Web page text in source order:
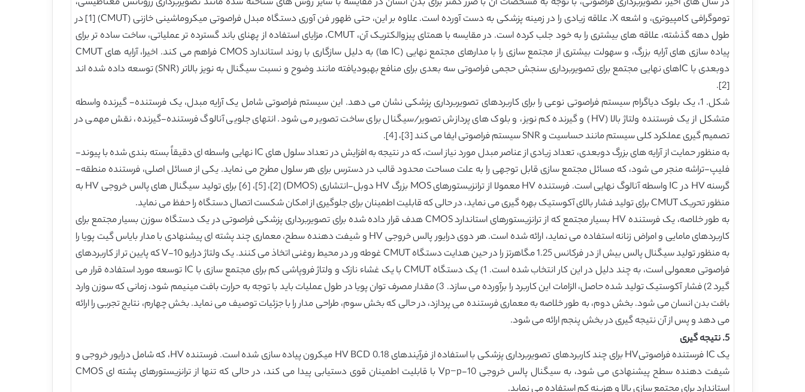
توموگرافی کامپیوتری، و اشعه X، علاقه زیادی را در زمینه پزشکی به دست آورده است. علاوه بر این، حتی ظهور فن آوری دستگاه مبدل فراصوتی میکروماشینی خازنی (CMUT) [1] در
طول دهه گذشته، علاقه های بیشتری را به خود جلب کرده است. در مقایسه با همتای پیزوالکتریک آن، CMUT، مزایای استفاده از پهنای باند گسترده تر عملیاتی، ساخت ساده تر برای
پیاده سازی های آرایه بزرگ، و سهولت بیشتری از مجتمع سازی را با مدارهای مجتمع نهایی (IC ها) به دلیل سازگاری با روند استاندارد CMOS فراهم می کند. اخیرا، آرایه های CMUT
دوبعدی با ICهای نهایی مجتمع برای تصویربرداری سنجش حجمی فراصوتی سه بعدی برای منافع بهبودیافته مانند وضوح و نسبت سیگنال به نویز بالاتر (SNR) توسعه داده شده اند
[2].
شکل. 1، یک بلوک دیاگرام سیستم فراصوتی نوعی را برای کاربردهای تصویربرداری پزشکی نشان می دهد. این سیستم فراصوتی شامل یک آرایه مبدل، یک فرستنده- گیرنده واسطه
متشکل از یک فرستنده ولتاژ بالا (HV) و گیرنده کم نویز، و بلوک های پردازش تصویر/سیگنال برای ساخت تصویر می شود. انتهای جلویی آنالوگ فرستنده-گیرنده، نقش مهمی در
تصمیم گیری عملکرد کلی سیستم مانند حساسیت و SNR سیستم فراصوتی ایفا می کند [3]، [4].
به منظور حمایت از آرایه های بزرگ دوبعدی، تعداد زیادی از عناصر مبدل مورد نیاز است، که در نتیجه به افزایش در تعداد سلول های IC نهایی واسطه ای دقیقاً بسته بندی شده با پیوند-
فلیپ-تراشه منجر می شود، که مسائل مجتمع سازی قابل توجهی را به علت مساحت محدود قالب در دسترس برای هر سلول مطرح می نماید. یکی از مسائل اصلی، فرستنده منطقه-
گرسنه HV در IC واسطه آنالوگ نهایی است. فرستنده HV معمولا از ترانزیستورهای MOS بزرگ HV دوبل-انتشاری (DMOS) [2]، [5]، [6] برای تولید سیگنال های پالس خروجی HV به
منظور تحریک CMUT برای تولید فشار بالای آکوستیک بهره گیری می نماید، در حالی که قابلیت اطمینان برای جلوگیری از امکان شکست اتصال دستگاه را حفظ می نماید.
به طور خلاصه، یک فرستنده HV بسیار مجتمع که از ترانزیستورهای استاندارد CMOS هدف قرار داده شده برای تصویربرداری پزشکی فراصوتی در یک دستگاه سوزن بسیار مجتمع برای
کاربردهای مامایی و امراض زنانه استفاده می نماید، ارائه شده است. هر دوی درایور پالس خروجی HV و شیفت دهنده سطح، معماری چند پشته ای پیشنهادی با مدار بایاس گیت پویا را
به منظور تولید سیگنال پالس بیش از در فرکانس 1.25 مگاهرتز را در حین هدایت دستگاه CMUT غوطه ور در محیط روغنی اتخاذ می کنند. یک ولتاژ درایو 10-V که پایین تر از کاربردهای
فراصوتی معمولی است، به چند دلیل در این کار انتخاب شده است. 1) یک دستگاه CMUT با یک غشاء نازک و ولتاژ فروپاشی کم برای مجتمع سازی با IC توسعه مورد استفاده قرار می
گیرد 2) فشار آکوستیک تولید شده حاصل، الزامات این کاربرد را برآورده می سازد. 3) مقدار مصرف توان پویا در طول عملیات باید با توجه به حرارت بافت مینیمم شود، زمانی که سوزن وارد
بافت بدن انسان می شود. بخش دوم، به طور خلاصه به معماری فرستنده می پردازد، در حالی که بخش سوم، طراحی مدار را با جزئیات توصیف می نماید. بخش چهارم، نتایج تجربی را ارائه
می دهد و پس از آن نتیجه گیری در بخش پنجم ارائه می شود.
5. نتیجه گیری
یک IC فرستنده فراصوتیHV برای چند کاربردهای تصویربرداری پزشکی با استفاده از فرآیندهای HV BCD 0.18 میکرون پیاده سازی شده است. فرستنده HV، که شامل درایور خروجی و
شیفت دهنده سطح پیشنهادی می شود، به سیگنال پالس خروجی 10-Vp−p با قابلیت اطمینان قوی دستیابی پیدا می کند، در حالی که تنها از ترانزیستورهای پشته ای CMOS